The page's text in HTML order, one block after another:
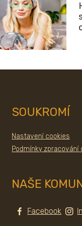
SOUKROMÍ
Nastavení cookies
Podmínky zpracování
NAŠE
Facebook